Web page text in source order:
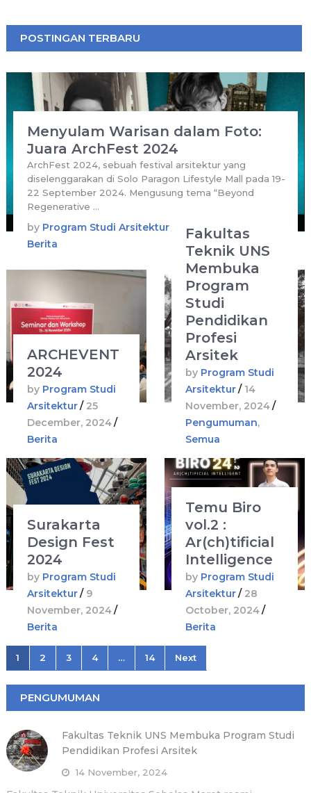
POSTINGAN TERBARU
Menyulam Warisan dalam Foto:
Juara ArchFest 2024
ArchFest 2024, sebuah festival arsitektur yang
diselenggarakan di Solo Paragon Lifestyle Mall pada 19-
22 September 2024. Mengusung tema “Beyond
Regenerative …
by Program Studi Arsitektur 25 December, 2024
Berita
ARCHEVENT
2024
by Program Studi
Arsitektur/ 25
December, 2024/
Berita
Fakultas
Teknik UNS
Membuka
Program
Studi
Pendidikan
Profesi
Arsitek
by Program Studi
Arsitektur/ 14
November, 2024/
Pengumuman,
Semua
Surakarta
Design Fest
2024
by Program Studi
Arsitektur/ 9
November, 2024/
Berita
Temu Biro
vol.2 :
Ar(ch)tificial
Intelligence
by Program Studi
Arsitektur/ 28
October, 2024/
Berita
Posts
pagination
1 2 3 4 … 14 Next
PENGUMUMAN
Fakultas Teknik UNS Membuka Program Studi
Pendidikan Profesi Arsitek
14 November, 2024